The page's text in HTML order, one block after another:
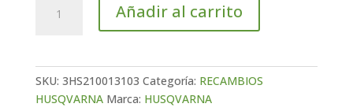
JACKET
Añadir al carrito
SKU: 3HS210013103 Categoría: RECAMBIOS
HUSQVARNA Marca: HUSQVARNA